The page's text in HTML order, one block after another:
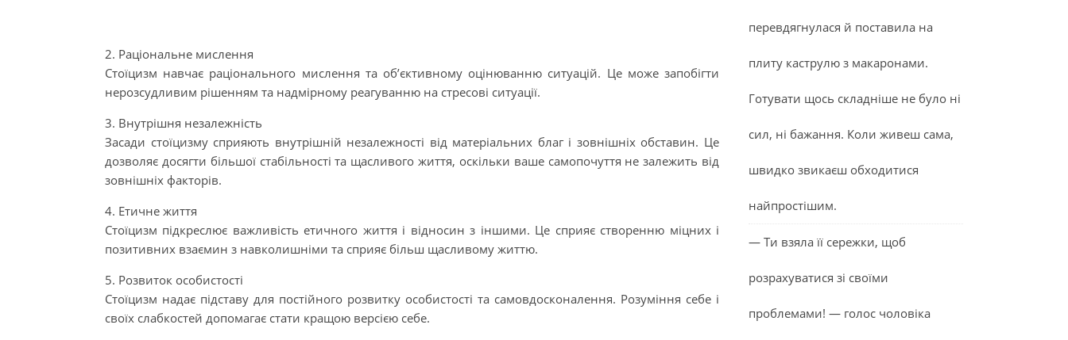
2. Раціональне мислення
Стоїцизм навчає раціонального мислення та об’єктивному оцінюванню ситуацій. Це може запобігти
нерозсудливим рішенням та надмірному реагуванню на стресові ситуації.
3. Внутрішня незалежність
Засади стоїцизму сприяють внутрішній незалежності від матеріальних благ і зовнішніх обставин. Це
дозволяє досягти більшої стабільності та щасливого життя, оскільки ваше самопочуття не залежить від
зовнішніх факторів.
4. Етичне життя
Стоїцизм підкреслює важливість етичного життя і відносин з іншими. Це сприяє створенню міцних і
позитивних взаємин з навколишніми та сприяє більш щасливому життю.
5. Розвиток особистості
Стоїцизм надає підставу для постійного розвитку особистості та самовдосконалення. Розуміння себе і
своїх слабкостей допомагає стати кращою версією себе.
перевдягнулася й поставила на
плиту каструлю з макаронами.
Готувати щось складніше не було ні
сил, ні бажання. Коли живеш сама,
швидко звикаєш обходитися
найпростішим.
— Ти взяла її сережки, щоб
розрахуватися зі своїми
проблемами! — голос чоловіка